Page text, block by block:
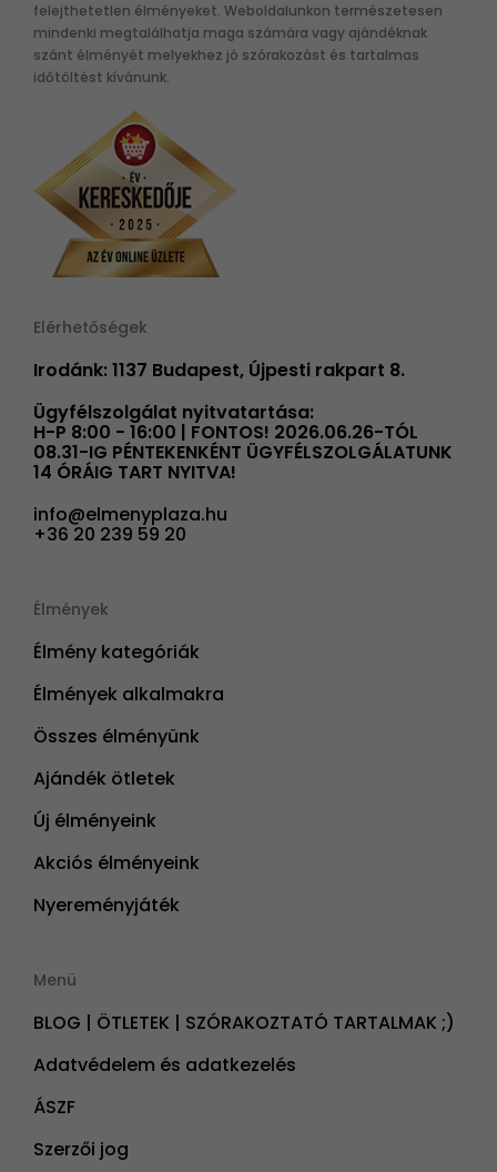
felejthetetlen élményeket. Weboldalunkon természetesen
mindenki megtalálhatja maga számára vagy ajándéknak
szánt élményét melyekhez jó szórakozást és tartalmas
időtöltést kívánunk.
Elérhetőségek
Irodánk: 1137 Budapest, Újpesti rakpart 8.
Ügyfélszolgálat nyitvatartása:
H-P 8:00 - 16:00 | FONTOS! 2026.06.26-TÓL
08.31-IG PÉNTEKENKÉNT ÜGYFÉLSZOLGÁLATUNK
14 ÓRÁIG TART NYITVA!
info@elmenyplaza.hu
+36 20 239 59 20
Élmények
Élmény kategóriák
Élmények alkalmakra
Összes élményünk
Ajándék ötletek
Új élményeink
Akciós élményeink
Nyereményjáték
Menü
BLOG | ÖTLETEK | SZÓRAKOZTATÓ TARTALMAK ;)
Adatvédelem és adatkezelés
ÁSZF
Szerzői jog